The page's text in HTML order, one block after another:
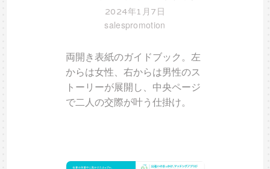
2024年1月7日
salespromotion
両開き表紙のガイドブック。左
からは女性、右からは男性のス
トーリーが展開し、中央ページ
で二人の交際が叶う仕掛け。